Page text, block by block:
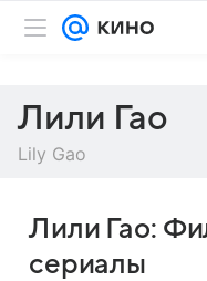
Лили Гао
Lily Gao
Лили Гао:
сериалы